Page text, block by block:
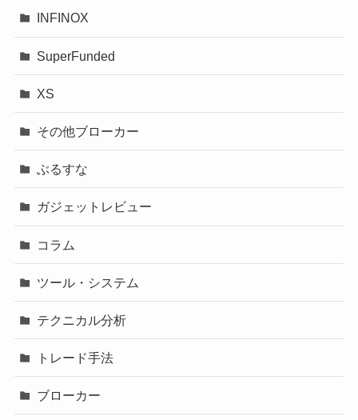
INFINOX
SuperFunded
XS
その他ブローカー
ぶるすな
ガジェットレビュー
コラム
ツール・システム
テクニカル分析
トレード手法
ブローカー